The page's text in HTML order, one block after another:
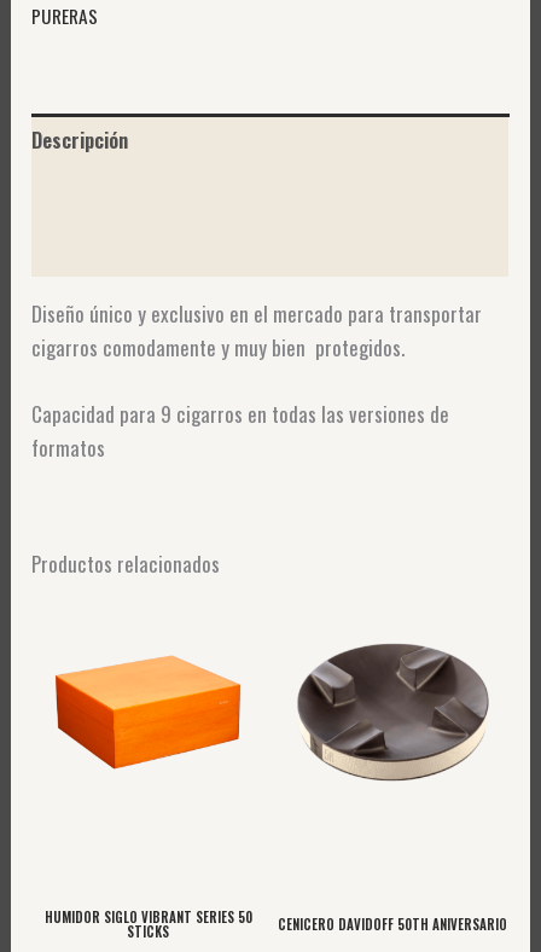
PURERAS
Descripción
Diseño único y exclusivo en el mercado para transportar
cigarros comodamente y muy bien protegidos.
Capacidad para 9 cigarros en todas las versiones de
formatos
Productos relacionados
HUMIDOR SIGLO VIBRANT SERIES 50
STICKS
CENICERO DAVIDOFF 50TH ANIVERSARIO